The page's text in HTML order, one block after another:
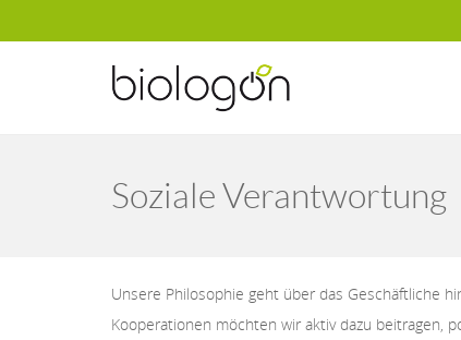
Soziale Verantwortung
Unsere Philosophie geht über das Geschäftliche
Kooperationen möchten wir aktiv dazu beitragen,